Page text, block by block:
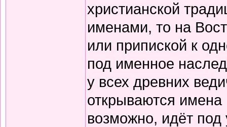
христианской
именами, то на
или припиской к
под именное
у всех древних
открываются имена
возможно, идёт под